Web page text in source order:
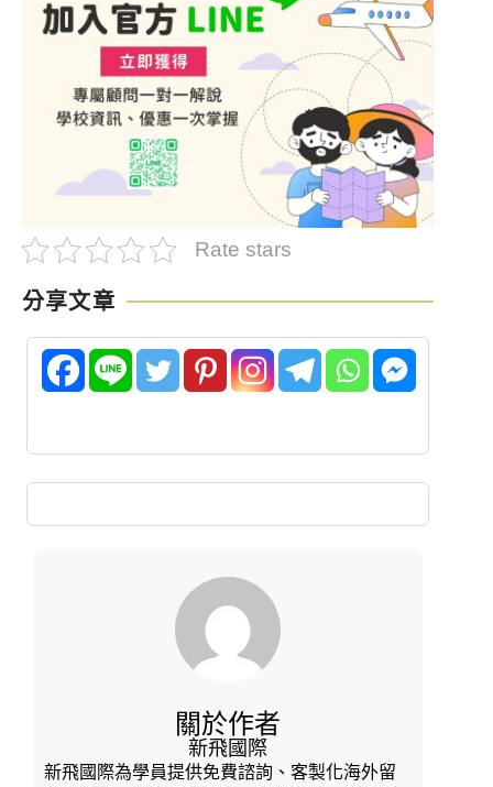
Rate stars
分享文章
關於作者
新飛國際
新飛國際為學員提供免費諮詢、客製化海外留